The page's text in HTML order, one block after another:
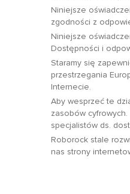
Niniejsze
zgodności z
Niniejsze
Dostępności i
Staramy się
przestrzegania
Internecie.
Aby wesprzeć te
zasobów
specjalistów ds.
Roborock stale
nas strony